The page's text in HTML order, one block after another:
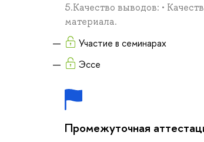
5.Качество выводов: •
материала.
Участие в семинарах
Эссе
Промежуточная